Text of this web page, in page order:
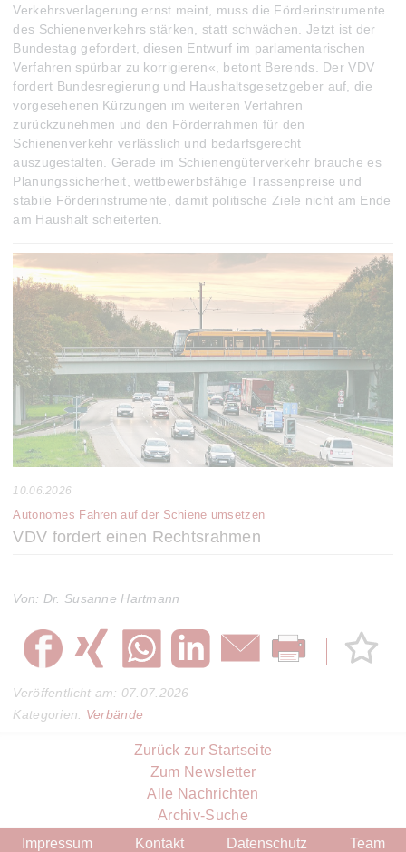
Verkehrsverlagerung ernst meint, muss die Förderinstrumente
des Schienenverkehrs stärken, statt schwächen. Jetzt ist der
Bundestag gefordert, diesen Entwurf im parlamentarischen
Verfahren spürbar zu korrigieren«, betont Berends. Der VDV
fordert Bundesregierung und Haushaltsgesetzgeber auf, die
vorgesehenen Kürzungen im weiteren Verfahren
zurückzunehmen und den Förderrahmen für den
Schienenverkehr verlässlich und bedarfsgerecht
auszugestalten. Gerade im Schienengüterverkehr brauche es
Planungssicherheit, wettbewerbsfähige Trassenpreise und
stabile Förderinstrumente, damit politische Ziele nicht am Ende
am Haushalt scheiterten.
10.06.2026
Autonomes Fahren auf der Schiene umsetzen
VDV fordert einen Rechtsrahmen
Von: Dr. Susanne Hartmann
Veröffentlicht am: 07.07.2026
Kategorien: Verbände
Zurück zur Startseite
Zum Newsletter
Alle Nachrichten
Archiv-Suche
Impressum
Kontakt Datenschutz Team